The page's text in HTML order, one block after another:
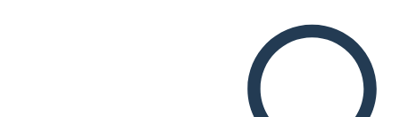
DIAVOORSTELLING AFSPELEN
LEES MIJ VOOR